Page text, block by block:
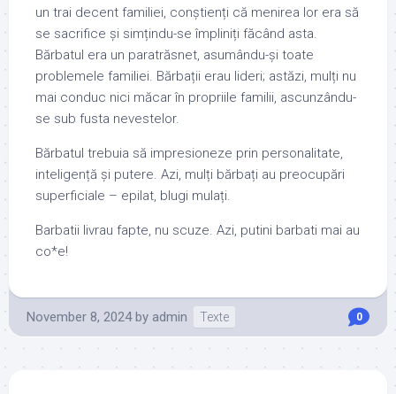
un trai decent familiei, conștienți că menirea lor era să
se sacrifice și simțindu-se împliniți făcând asta.
Bărbatul era un paratrăsnet, asumându-și toate
problemele familiei. Bărbații erau lideri; astăzi, mulți nu
mai conduc nici măcar în propriile familii, ascunzându-
se sub fusta nevestelor.
Bărbatul trebuia să impresioneze prin personalitate,
inteligență și putere. Azi, mulți bărbați au preocupări
superficiale – epilat, blugi mulați.
Barbatii livrau fapte, nu scuze. Azi, putini barbati mai au
co*e!
November 8, 2024 by admin Texte 0